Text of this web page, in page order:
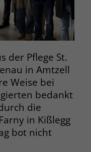
der Pflege St.
in Amtzell
Weise bei
bedankt
die
in Kißlegg
bot nicht